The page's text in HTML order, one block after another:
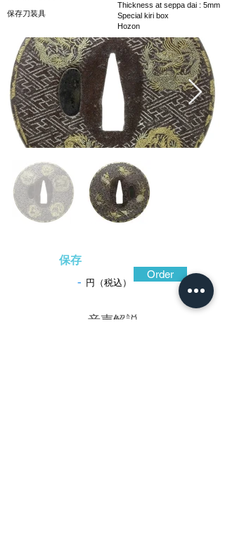
保存刀装具
Thickness at seppa dai : 5mm
Special kiri box
Hozon
保存
- 円（税込）
Order
​音声解説